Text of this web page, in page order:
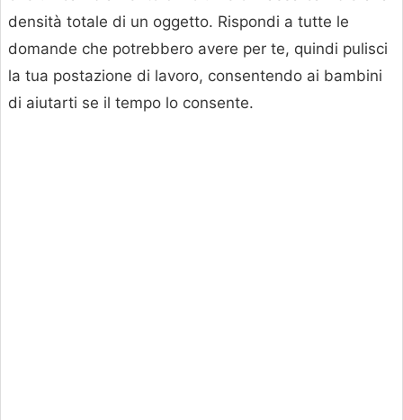
densità totale di un oggetto. Rispondi a tutte le
domande che potrebbero avere per te, quindi pulisci
la tua postazione di lavoro, consentendo ai bambini
di aiutarti se il tempo lo consente.